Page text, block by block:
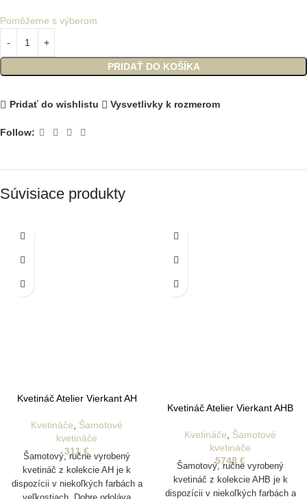
PRIDAŤ DO KOŠÍKA
Pomôžeme s výberom
Pridať do wishlistu Vysvetlivky k rozmerom
Follow:
Súvisiace produkty
Kvetináč Atelier Vierkant AH
Kvetináče
Šamotové
kvetináče
311 €
Šamotový, ručne vyrobený
kvetináč z kolekcie AH je k
dispozícii v niekoľkých farbách a
Kvetináč Atelier Vierkant AHB
Kvetináče, Šamotové
kvetináče
5748 €
Šamotový, ručne vyrobený
kvetináč z kolekcie AHB je k
dispozícii v niekoľkých farbách a